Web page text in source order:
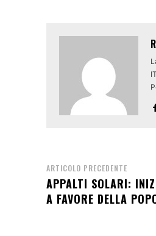
ARTICOLO PRECEDENTE
APPALTI SOLARI:
A FAVORE DELLA